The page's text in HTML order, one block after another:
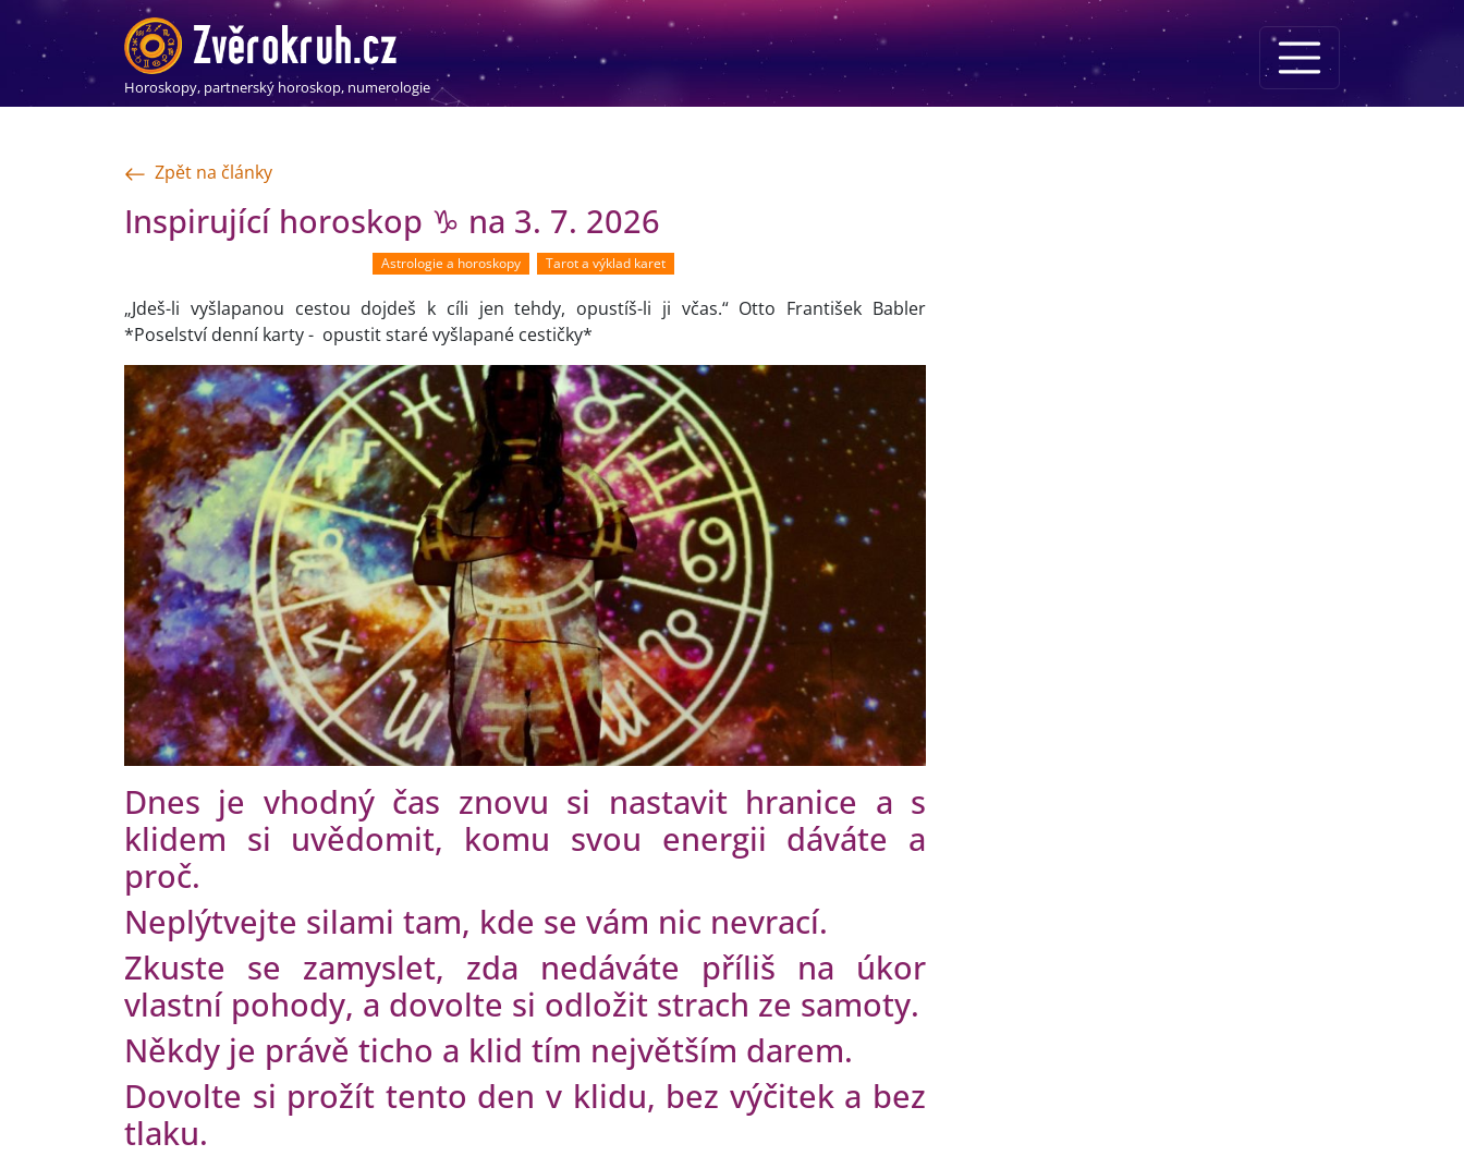
Horoskopy, partnerský horoskop, numerologie
Zpět na články
Inspirující horoskop ♑ na 3. 7. 2026
Astrologie a horoskopy Tarot a výklad karet
„Jdeš-li vyšlapanou cestou dojdeš k cíli jen tehdy, opustíš-li ji včas.“ Otto František Babler
*Poselství denní karty - opustit staré vyšlapané cestičky*
Dnes je vhodný čas znovu si nastavit hranice a s
klidem si uvědomit, komu svou energii dáváte a
proč.
Neplýtvejte silami tam, kde se vám nic nevrací.
Zkuste se zamyslet, zda nedáváte příliš na úkor
vlastní pohody, a dovolte si odložit strach ze samoty.
Někdy je právě ticho a klid tím největším darem.
Dovolte si prožít tento den v klidu, bez výčitek a bez
tlaku.